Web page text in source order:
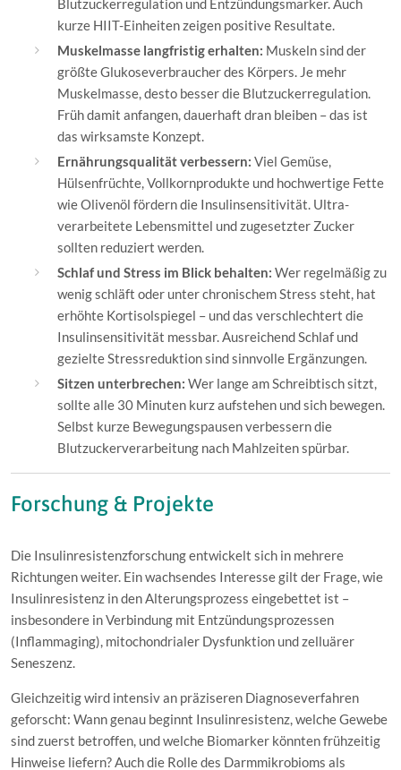
Blutzuckerregulation und Entzündungsmarker. Auch
kurze HIIT-Einheiten zeigen positive Resultate.
Muskelmasse langfristig erhalten: Muskeln sind der
größte Glukoseverbraucher des Körpers. Je mehr
Muskelmasse, desto besser die Blutzuckerregulation.
Früh damit anfangen, dauerhaft dran bleiben – das ist
das wirksamste Konzept.
Ernährungsqualität verbessern: Viel Gemüse,
Hülsenfrüchte, Vollkornprodukte und hochwertige Fette
wie Olivenöl fördern die Insulinsensitivität. Ultra-
verarbeitete Lebensmittel und zugesetzter Zucker
sollten reduziert werden.
Schlaf und Stress im Blick behalten: Wer regelmäßig zu
wenig schläft oder unter chronischem Stress steht, hat
erhöhte Kortisolspiegel – und das verschlechtert die
Insulinsensitivität messbar. Ausreichend Schlaf und
gezielte Stressreduktion sind sinnvolle Ergänzungen.
Sitzen unterbrechen: Wer lange am Schreibtisch sitzt,
sollte alle 30 Minuten kurz aufstehen und sich bewegen.
Selbst kurze Bewegungspausen verbessern die
Blutzuckerverarbeitung nach Mahlzeiten spürbar.
Forschung & Projekte
Die Insulinresistenzforschung entwickelt sich in mehrere
Richtungen weiter. Ein wachsendes Interesse gilt der Frage, wie
Insulinresistenz in den Alterungsprozess eingebettet ist –
insbesondere in Verbindung mit Entzündungsprozessen
(Inflammaging), mitochondrialer Dysfunktion und zelluärer
Seneszenz.
Gleichzeitig wird intensiv an präziseren Diagnoseverfahren
geforscht: Wann genau beginnt Insulinresistenz, welche Gewebe
sind zuerst betroffen, und welche Biomarker könnten frühzeitig
Hinweise liefern? Auch die Rolle des Darmmikrobioms als